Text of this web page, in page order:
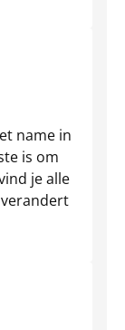
name in
is om
je alle